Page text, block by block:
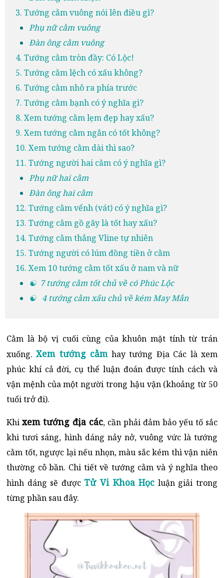
3. Tướng cằm vuông nói lên điều gì?
Phụ nữ cằm vuông
Đàn ông cằm vuông
4. Tướng cằm tròn đầy: Có Lộc!
5. Tướng cằm lệch có xấu không?
6. Tướng cằm nhô ra phía trước
7. Tướng cằm bạnh có ý nghĩa gì?
8. Xem tướng cằm lẹm đẹp hay xấu?
9. Xem tướng cằm ngắn có tốt không?
10. Xem tướng cằm dài thì sao?
11. Tướng người hai cằm có ý nghĩa gì?
Phụ nữ hai cằm
Đàn ông hai cằm
12. Tướng cằm vểnh (vát) có ý nghĩa gì?
13. Tướng cằm gồ gãy là tốt hay xấu?
14. Tướng cằm thẳng Vline tự nhiên
15. Tướng người có lúm đồng tiền ở cằm
16. Xem 10 tướng cằm tốt xấu ở nam và nữ
☯ 7 tướng cằm tốt chủ về có Phúc Lộc
☯ 4 tướng cằm xấu chủ về kém May Mắn
Cằm là bộ vị cuối cùng của khuôn mặt tính từ trán
xuống.Xem tướng cằmhay tướng Địa Các là xem
phúc khí cả đời, cụ thể luận đoán được tính cách và
vận mệnh của một người trong hậu vận (khoảng từ 50
tuổi trở đi).
Khi xem tướng địa các, cần phải đảm bảo yếu tố sắc
khi tươi sáng, hình dáng nảy nở, vuông vức là tướng
cằm tốt, ngược lại nếu nhọn, màu sắc kém thì vận niên
thường cô bần. Chi tiết về tướng cằm và ý nghĩa theo
hình dáng sẽ được Tử Vi Khoa Học luận giải trong
từng phần sau đây.